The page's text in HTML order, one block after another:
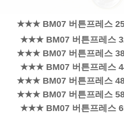
★★★ BM07 버튼프레스
★★★ BM07 버튼프레스
★★★ BM07 버튼프레스
★★★ BM07 버튼프레스
★★★ BM07 버튼프레스
★★★ BM07 버튼프레스
★★★ BM07 버튼프레스